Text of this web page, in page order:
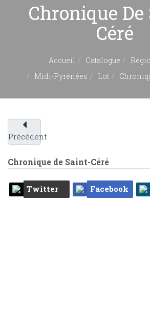
Chronique
Céré
Accueil Catalogue
Midi-Pyrénées
Lot
Précédent
Chronique de Saint-Céré
Twitter Facebook